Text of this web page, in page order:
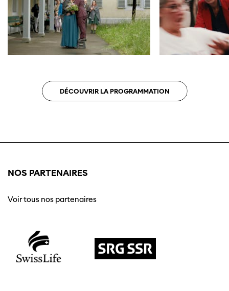
DÉCOUVRIR LA PROGRAMMATION
NOS PARTENAIRES
Voir tous nos partenaires